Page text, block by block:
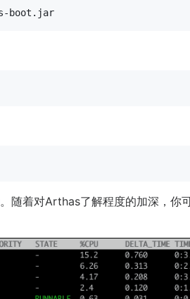
。随着对Arthas了解程度的加深，你